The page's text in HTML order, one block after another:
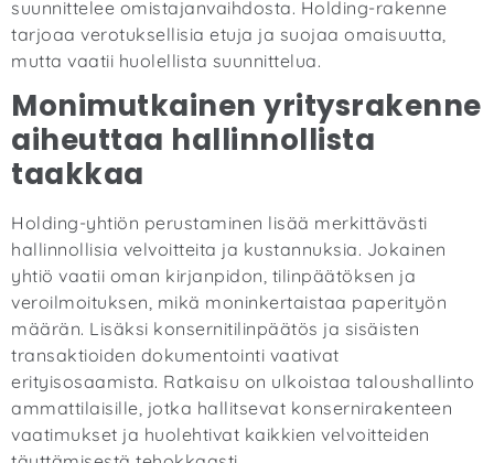
suunnittelee omistajanvaihdosta. Holding-rakenne
tarjoaa verotuksellisia etuja ja suojaa omaisuutta,
mutta vaatii huolellista suunnittelua.
Monimutkainen yritysrakenne
aiheuttaa hallinnollista
taakkaa
Holding-yhtiön perustaminen lisää merkittävästi
hallinnollisia velvoitteita ja kustannuksia. Jokainen
yhtiö vaatii oman kirjanpidon, tilinpäätöksen ja
veroilmoituksen, mikä moninkertaistaa paperityön
määrän. Lisäksi konsernitilinpäätös ja sisäisten
transaktioiden dokumentointi vaativat
erityisosaamista. Ratkaisu on ulkoistaa taloushallinto
ammattilaisille, jotka hallitsevat konsernirakenteen
vaatimukset ja huolehtivat kaikkien velvoitteiden